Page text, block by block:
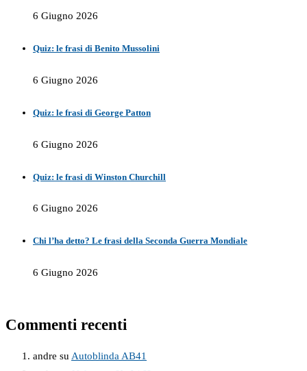
6 Giugno 2026
Quiz: le frasi di Benito Mussolini
6 Giugno 2026
Quiz: le frasi di George Patton
6 Giugno 2026
Quiz: le frasi di Winston Churchill
6 Giugno 2026
Chi l’ha detto? Le frasi della Seconda Guerra Mondiale
6 Giugno 2026
Commenti recenti
andre su Autoblinda AB41